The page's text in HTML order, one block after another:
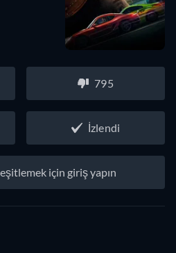
795
İzlendi
için giriş yapın